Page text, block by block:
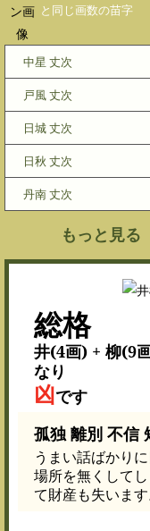
と同じ画数の苗字
中星 丈次
戸風 丈次
日城 丈次
日秋 丈次
丹南 丈次
もっと見る
総格
井(4画) + 柳(9
なり
凶です
孤独 離別 不信
うまい話ばかり
場所を無くして
て財産も失います